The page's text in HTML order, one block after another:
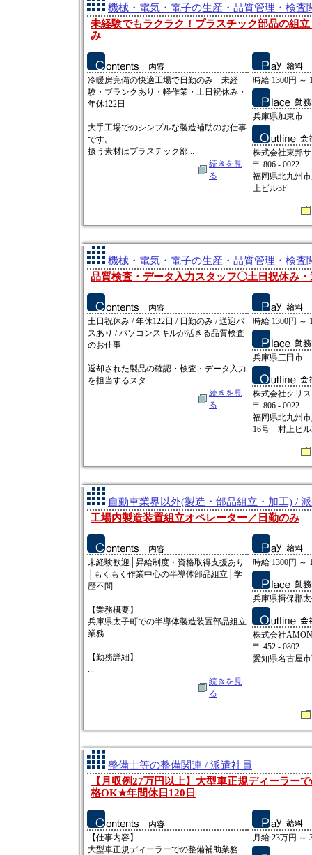
機械・電気・電子の生産・品質管理・検査
未経験でもラクラク！プラスチック部品の組
み
冷暖房完備の快適工場で日勤のみ 未経
験・ブランクあり・軽作業・土日祝休み・
年休122日
大手工場でのシンプルな製造補助のお仕事
です。
扱う素材はプラスチック部...
続きを見
る
時給 1300円 ～
兵庫県加東市
株式会社東邦
〒 806 - 0022
福岡県北九州
上ビル3F
機械・電気・電子の生産・品質管理・検査
品質検査・データ入力スタッフ〇土日祝休み
土日祝休み / 年休122日 / 日勤のみ / 送迎バ
スあり / パソコンスキルが活きる品質検査
のお仕事
返却された製品の確認・検査・データ入力
を担当するスタ...
続きを見
る
時給 1300円 ～
兵庫県三田市
株式会社クリ
〒 806 - 0022
福岡県北九州
16号 村上ビル
自動車業界以外(製造・部品組立・加工) /
工場内製造装置組立オペレーター／日勤のみ
未経験歓迎│昇給制度・資格取得支援あり
│もくもく作業中心の半導体部品組立│学
歴不問
【業務概要】
兵庫県太子町での半導体製造装置部品組立
業務
【勤務詳細】
...
続きを見
る
時給 1300円 ～
兵庫県揖保郡
株式会社AMON
〒 452 - 0802
愛知県名古屋
整備士等の整備関連 / 派遣社員
【月収例27万円以上】大型車正規ディーラー
格OK★年間休日120日
【仕事内容】
大型車正規ディーラーでの整備補助業務
月給 23万円 ～